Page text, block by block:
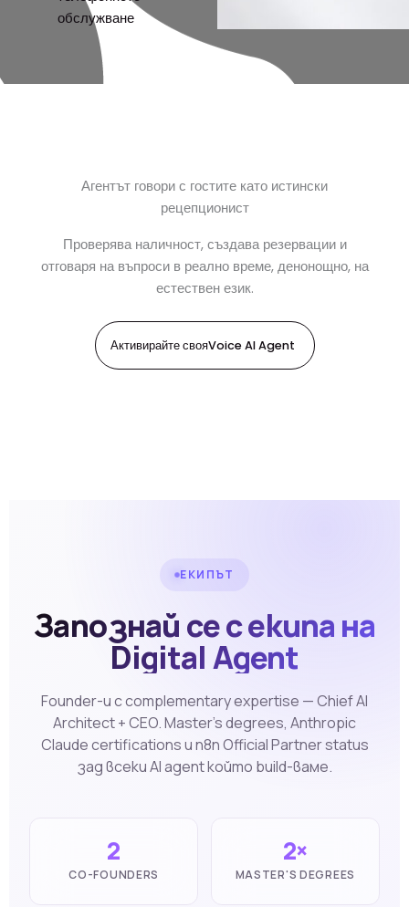
обслужване
Агентът говори с гостите като истински
рецепционист
Проверява наличност, създава резервации и
отговаря на въпроси в реално време, денонощно, на
естествен език.
Активирайте свояVoice AI Agent
ЕКИПЪТ
Запознай се с екипа на
Digital Agent
Founder-и с complementary expertise — Chief AI
Architect + CEO. Master's degrees, Anthropic
Claude certifications и n8n Official Partner status
зад всеки AI agent който build-ваме.
2
CO-FOUNDERS
2×
MASTER'S DEGREES